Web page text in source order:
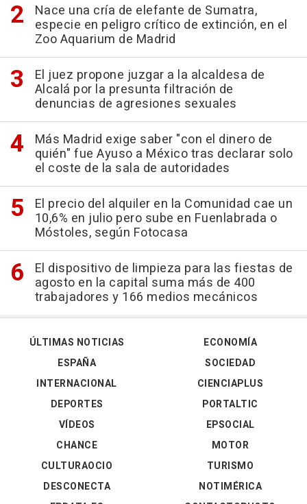
Nace una cría de elefante de Sumatra,
especie en peligro crítico de extinción, en el
Zoo Aquarium de Madrid
El juez propone juzgar a la alcaldesa de
Alcalá por la presunta filtración de
denuncias de agresiones sexuales
Más Madrid exige saber "con el dinero de
quién" fue Ayuso a México tras declarar solo
el coste de la sala de autoridades
El precio del alquiler en la Comunidad cae un
10,6% en julio pero sube en Fuenlabrada o
Móstoles, según Fotocasa
El dispositivo de limpieza para las fiestas de
agosto en la capital suma más de 400
trabajadores y 166 medios mecánicos
ÚLTIMAS NOTICIAS
ESPAÑA
INTERNACIONAL
DEPORTES
VÍDEOS
ECONOMÍA
SOCIEDAD
CIENCIAPLUS
PORTALTIC
EPSOCIAL
CHANCE
CULTURAOCIO
DESCONECTA
MOTOR
TURISMO
NOTIMÉRICA